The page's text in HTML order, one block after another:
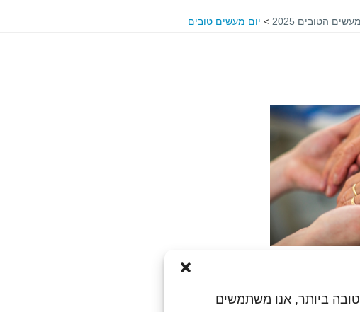
ביותר, אנו משתמשים
הטובים 2025 > יום מעשים טובים